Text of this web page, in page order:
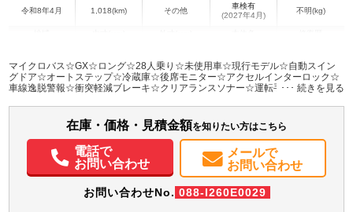
令和8年4月 1,018(km) その他
車検有
(2027年4月)
不明(kg)
愛知県
W:2,080
H:2,630
パワステ ABS カーナビ TV ETC バックモニター ドラレコ
マイクロバス☆GX☆ロング☆28人乗り☆未使用車☆現行モデル☆自動スイン
グドア☆オートステップ☆冷蔵庫☆後席モニター☆アクセルインターロック☆
車線逸脱警報☆衝突軽減ブレーキ☆クリアランスソナー☆運転手監視装置☆ナ
在庫・価格・見積金額を知りたい方はこちら
電話で
お問い合わせ
メールで
お問い合わせ
お問い合わせNo. 088-I260E0029